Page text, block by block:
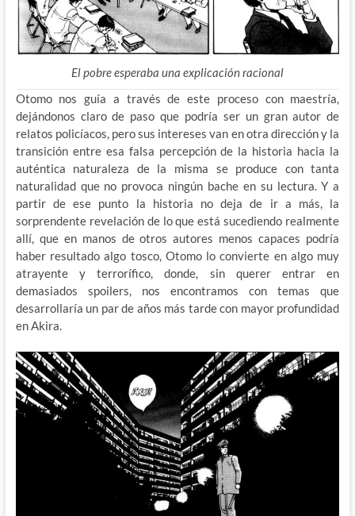
El pobre esperaba una explicación racional
Otomo nos guía a través de este proceso con maestría,
dejándonos claro de paso que podría ser un gran autor de
relatos policíacos, pero sus intereses van en otra dirección y la
transición entre esa falsa percepción de la historia hacia la
auténtica naturaleza de la misma se produce con tanta
naturalidad que no provoca ningún bache en su lectura. Y a
partir de ese punto la historia no deja de ir a más, la
sorprendente revelación de lo que está sucediendo realmente
allí, que en manos de otros autores menos capaces podría
haber resultado algo tosco, Otomo lo convierte en algo muy
atrayente y terrorífico, donde, sin querer entrar en
demasiados spoilers, nos encontramos con temas que
desarrollaría un par de años más tarde con mayor profundidad
en Akira.